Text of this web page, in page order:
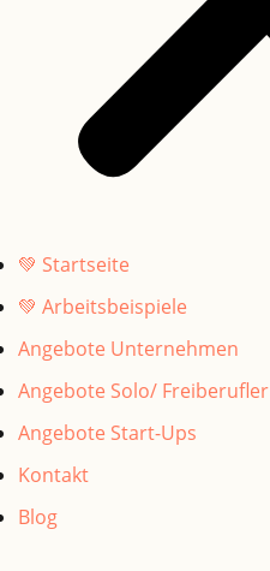
💚 Startseite
💚 Arbeitsbeispiele
Angebote Unternehmen
Angebote Solo/ Freiberufler
Angebote Start-Ups
Kontakt
Blog